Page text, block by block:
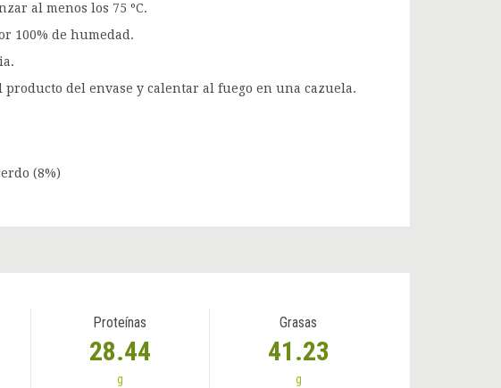
al menos los 75 ºC.
100% de humedad.
del envase y calentar al fuego en una cazuela.
(8%)
Proteínas
28.44
g
Grasas
41.23
g